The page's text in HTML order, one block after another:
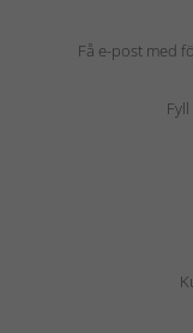
Få e-post med